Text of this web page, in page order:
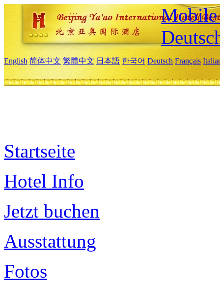
Mobile
English 简体中文 繁體中文 日本語 한국어 Deutsch Français
Startseite
Hotel Info
Jetzt buchen
Ausstattung
Fotos